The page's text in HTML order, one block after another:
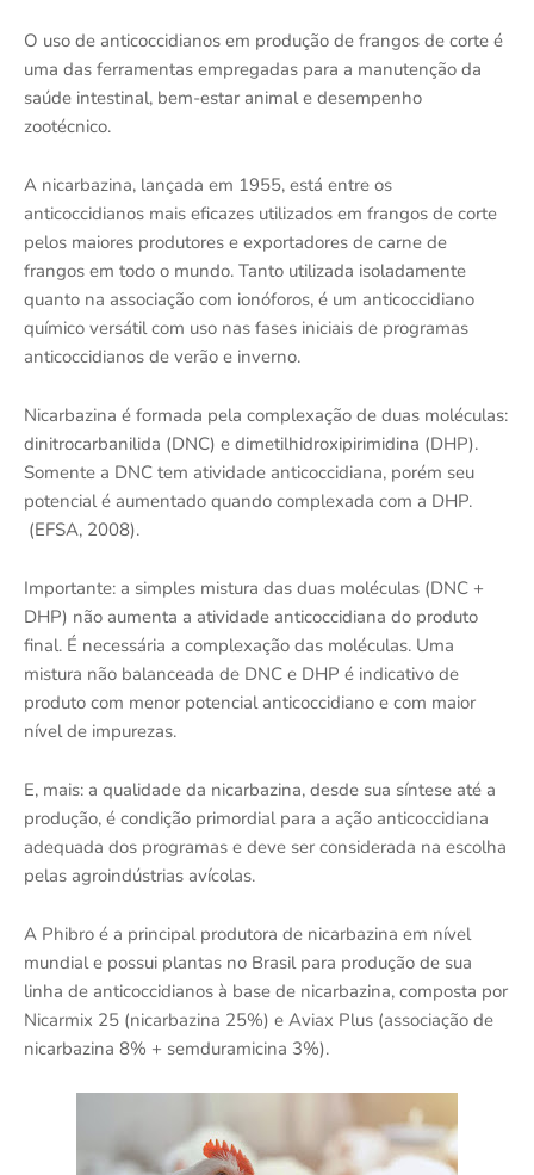
O uso de anticoccidianos em produção de frangos de corte é
uma das ferramentas empregadas para a manutenção da
saúde intestinal, bem-estar animal e desempenho
zootécnico.
A nicarbazina, lançada em 1955, está entre os
anticoccidianos mais eficazes utilizados em frangos de corte
pelos maiores produtores e exportadores de carne de
frangos em todo o mundo. Tanto utilizada isoladamente
quanto na associação com ionóforos, é um anticoccidiano
químico versátil com uso nas fases iniciais de programas
anticoccidianos de verão e inverno.
Nicarbazina é formada pela complexação de duas moléculas:
dinitrocarbanilida (DNC) e dimetilhidroxipirimidina (DHP).
Somente a DNC tem atividade anticoccidiana, porém seu
potencial é aumentado quando complexada com a DHP.
(EFSA, 2008).
Importante: a simples mistura das duas moléculas (DNC +
DHP) não aumenta a atividade anticoccidiana do produto
final. É necessária a complexação das moléculas. Uma
mistura não balanceada de DNC e DHP é indicativo de
produto com menor potencial anticoccidiano e com maior
nível de impurezas.
E, mais: a qualidade da nicarbazina, desde sua síntese até a
produção, é condição primordial para a ação anticoccidiana
adequada dos programas e deve ser considerada na escolha
pelas agroindústrias avícolas.
A Phibro é a principal produtora de nicarbazina em nível
mundial e possui plantas no Brasil para produção de sua
linha de anticoccidianos à base de nicarbazina, composta por
Nicarmix 25 (nicarbazina 25%) e Aviax Plus (associação de
nicarbazina 8% + semduramicina 3%).